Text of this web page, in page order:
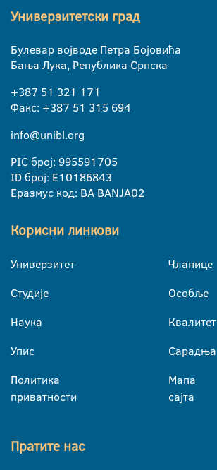
Универзитетски град
Булевар војводе Петра Бојовића
Бања Лука, Република Српска
+387 51 321 171
Факс: +387 51 315 694
info@unibl.org
PIC број: 995591705
ID број: E10186843
Еразмус код: BA BANJA02
Корисни линкови
Универзитет
Студије
Наука
Упис
Политика
приватности
Чланице
Особље
Квалитет
Сарадња
Мапа
сајта
Пратите нас